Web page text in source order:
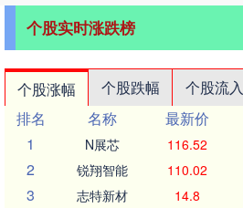
个股实时涨跌榜
个股涨幅 个股跌幅 个股流入
排名
名称 最新价
1
N展芯 116.52
2 锐翔智能 110.02
3 志特新材 14.8